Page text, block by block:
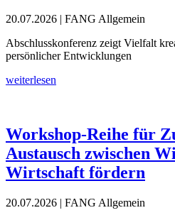
20.07.2026 | FANG Allgemein
Abschlusskonferenz zeigt Vielfalt
persönlicher Entwicklungen
weiterlesen
Workshop-Reihe für
Austausch zwischen
Wirtschaft fördern
20.07.2026 | FANG Allgemein